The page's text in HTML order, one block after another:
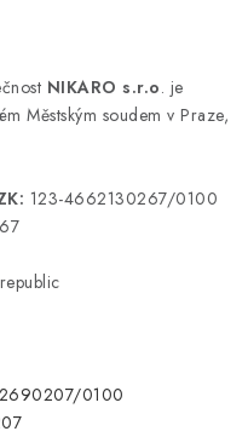
NIKARO s.r.o. je
Městským soudem v Praze,
123-4662130267/0100
0100